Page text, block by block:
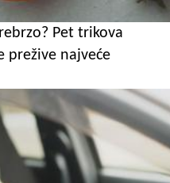
Pet trikova
prežive najveće